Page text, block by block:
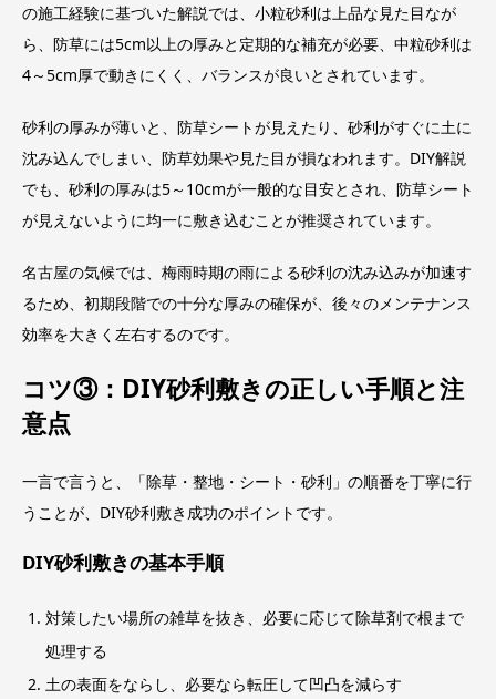
の施工経験に基づいた解説では、小粒砂利は上品な見た目なが
ら、防草には5cm以上の厚みと定期的な補充が必要、中粒砂利は
4～5cm厚で動きにくく、バランスが良いとされています。
砂利の厚みが薄いと、防草シートが見えたり、砂利がすぐに土に
沈み込んでしまい、防草効果や見た目が損なわれます。DIY解説
でも、砂利の厚みは5～10cmが一般的な目安とされ、防草シート
が見えないように均一に敷き込むことが推奨されています。
名古屋の気候では、梅雨時期の雨による砂利の沈み込みが加速す
るため、初期段階での十分な厚みの確保が、後々のメンテナンス
効率を大きく左右するのです。
コツ③：DIY砂利敷きの正しい手順と注
意点
一言で言うと、「除草・整地・シート・砂利」の順番を丁寧に行
うことが、DIY砂利敷き成功のポイントです。
DIY砂利敷きの基本手順
対策したい場所の雑草を抜き、必要に応じて除草剤で根まで
処理する
土の表面をならし、必要なら転圧して凹凸を減らす